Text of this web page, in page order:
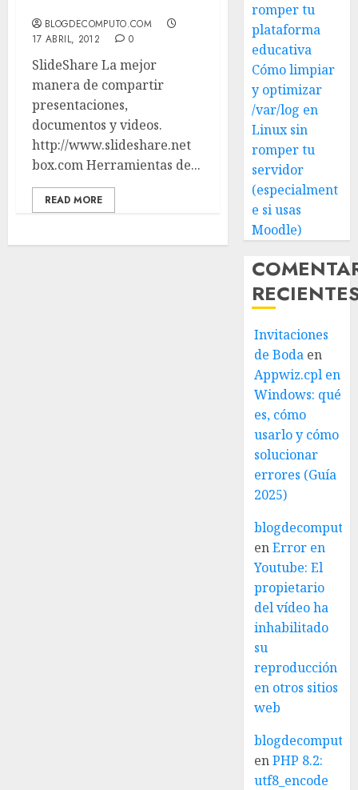
BLOGDECOMPUTO.COM
17 ABRIL, 2012
0
SlideShare La mejor
manera de compartir
presentaciones,
documentos y videos.
http://www.slideshare.net
box.com Herramientas de...
READ MORE
romper tu
plataforma
educativa
Cómo limpiar
y optimizar
/var/log en
Linux sin
romper tu
servidor
(especialment
e si usas
Moodle)
Invitaciones
de Boda en
Appwiz.cpl en
Windows: qué
es, cómo
usarlo y cómo
solucionar
errores (Guía
2025)
enError en
Youtube: El
propietario
del vídeo ha
inhabilitado
su
reproducción
en otros sitios
web
enPHP 8.2:
utf8_encode